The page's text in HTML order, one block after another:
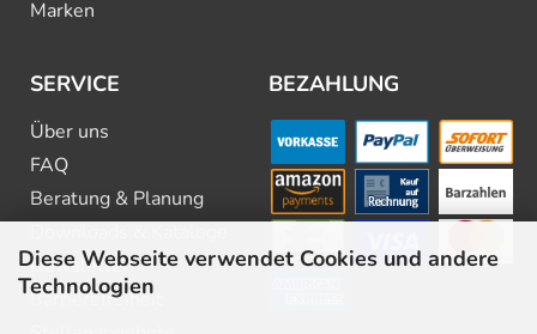
Diese Webseite verwendet Cookies und andere
Technologien
Marken
SERVICE
Über uns
FAQ
Beratung & Planung
Newsletter
Barrierefreiheit
BEZAHLUNG